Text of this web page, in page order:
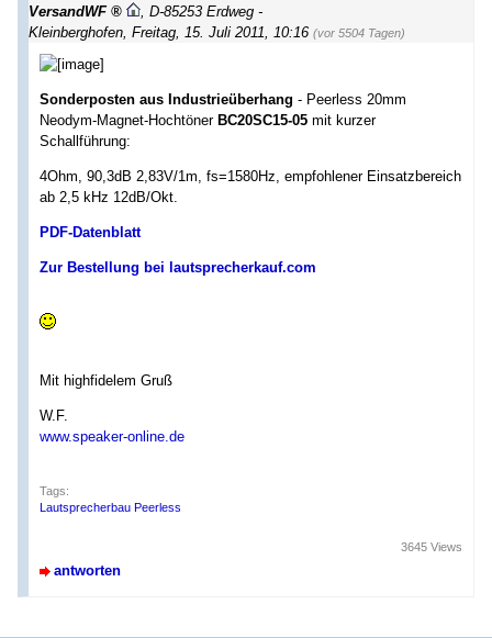
VersandWF
D-85253 Erdweg -
Kleinberghofen Freitag, 15. Juli 2011, 10:16 (vor 5504 Tagen)
Sonderposten aus Industrieüberhang - Peerless 20mm
Neodym-Magnet-Hochtöner BC20SC15-05 mit kurzer
Schallführung:
4Ohm, 90,3dB 2,83V/1m, fs=1580Hz, empfohlener Einsatzbereich
ab 2,5 kHz 12dB/Okt.
PDF-Datenblatt
Zur Bestellung bei lautsprecherkauf.com
Mit highfidelem Gruß
W.F.
www.speaker-online.de
Tags:
Lautsprecherbau Peerless
antworten
3645 Views